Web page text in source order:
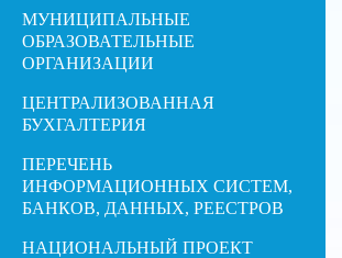
МУНИЦИПАЛЬНЫЕ
ОБРАЗОВАТЕЛЬНЫЕ
ОРГАНИЗАЦИИ
ЦЕНТРАЛИЗОВАННАЯ
БУХГАЛТЕРИЯ
ПЕРЕЧЕНЬ
ИНФОРМАЦИОННЫХ СИСТЕМ,
БАНКОВ, ДАННЫХ, РЕЕСТРОВ
НАЦИОНАЛЬНЫЙ ПРОЕКТ